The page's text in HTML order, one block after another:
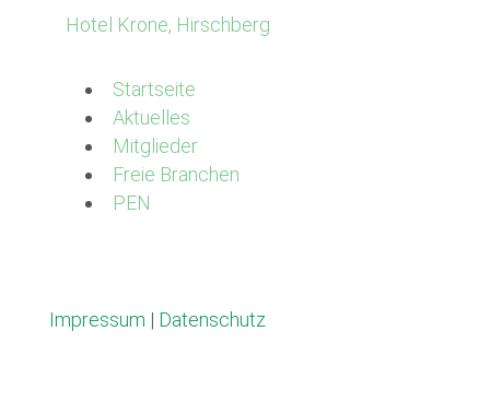
Hotel Krone, Hirschberg
Startseite
Aktuelles
Mitglieder
Freie Branchen
PEN
Impressum | Datenschutz